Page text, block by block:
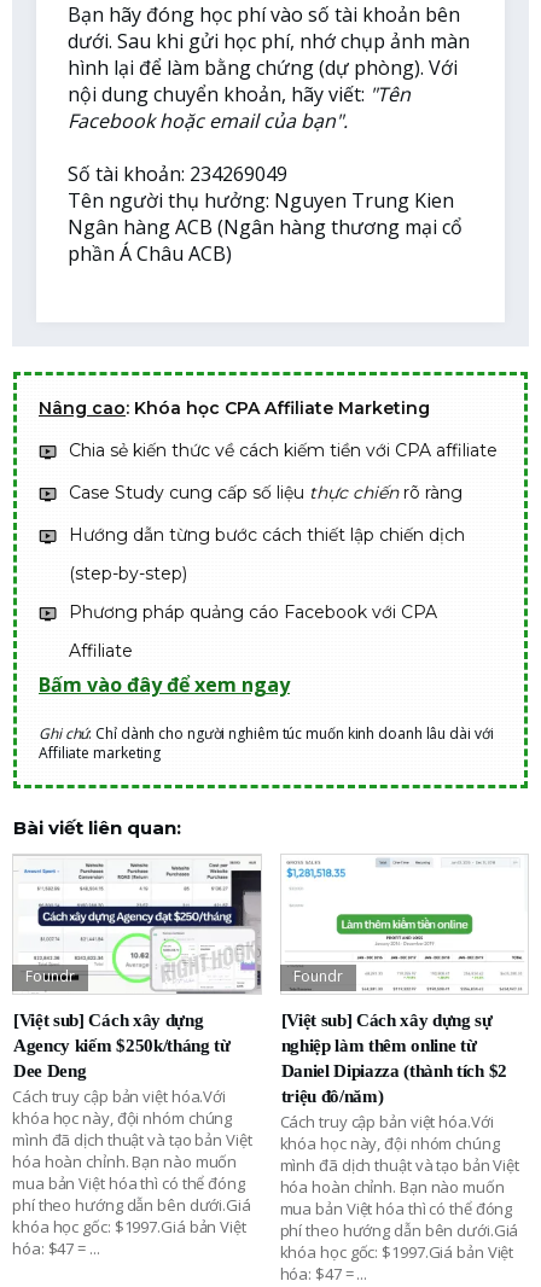
Bạn hãy đóng học phí vào số tài khoản bên
dưới. Sau khi gửi học phí, nhớ chụp ảnh màn
hình lại để làm bằng chứng (dự phòng). Với
nội dung chuyển khoản, hãy viết: "Tên
Facebook hoặc email của bạn".
Số tài khoản: 234269049
Tên người thụ hưởng: Nguyen Trung Kien
Ngân hàng ACB (Ngân hàng thương mại cổ
phần Á Châu ACB)
Nâng cao: Khóa học CPA Affiliate Marketing
Chia sẻ kiến thức về cách kiếm tiền với CPA affiliate
Case Study cung cấp số liệu thực chiếnrõ ràng
Hướng dẫn từng bước cách thiết lập chiến dịch
(step-by-step)
Phương pháp quảng cáo Facebook với CPA
Affiliate
Bấm vào đây để xem ngay
Ghi chú: Chỉ dành cho người nghiêm túc muốn kinh doanh lâu dài với
Affiliate marketing
Bài viết liên quan:
Foundr
[Việt sub] Cách xây dựng
Agency kiếm $250k/tháng từ
Dee Deng
Cách truy cập bản việt hóa.Với
khóa học này, đội nhóm chúng
mình đã dịch thuật và tạo bản Việt
hóa hoàn chỉnh. Bạn nào muốn
mua bản Việt hóa thì có thể đóng
phí theo hướng dẫn bên dưới.Giá
khóa học gốc: $1997.Giá bản Việt
hóa: $47 = ...
Foundr
[Việt sub] Cách xây dựng sự
nghiệp làm thêm online từ
Daniel Dipiazza (thành tích $2
triệu đô/năm)
Cách truy cập bản việt hóa.Với
khóa học này, đội nhóm chúng
mình đã dịch thuật và tạo bản Việt
hóa hoàn chỉnh. Bạn nào muốn
mua bản Việt hóa thì có thể đóng
phí theo hướng dẫn bên dưới.Giá
khóa học gốc: $1997.Giá bản Việt
hóa: $47 =...